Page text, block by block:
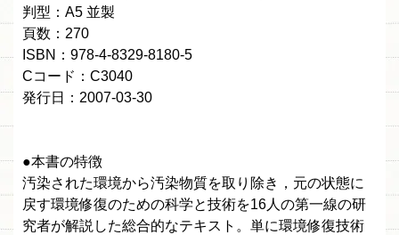
判型：A5 並製
頁数：270
ISBN：978-4-8329-8180-5
Cコード：C3040
発行日：2007-03-30
●本書の特徴
汚染された環境から汚染物質を取り除き，元の状態に
戻す環境修復のための科学と技術を16人の第一線の研
究者が解説した総合的なテキスト。単に環境修復技術